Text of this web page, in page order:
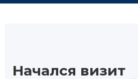
Начался визит